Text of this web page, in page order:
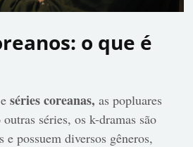
o que é
eséries coreanas,as popluares
séries, os k-dramas são
possuem diversos gêneros,